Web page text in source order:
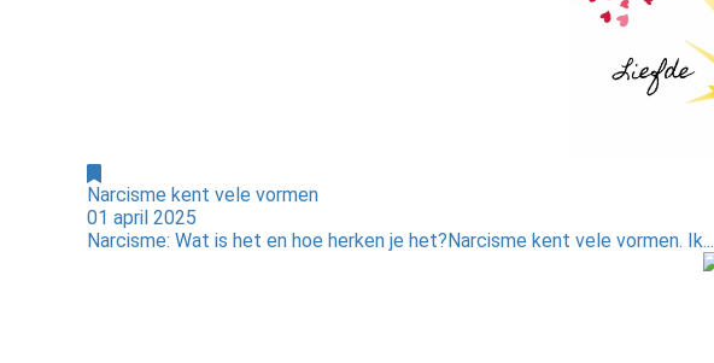
Narcisme kent vele vormen
01 april 2025
Narcisme: Wat is het en hoe herken je het?Narcisme kent vele vormen. Ik...